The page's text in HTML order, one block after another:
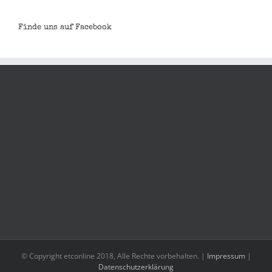
Finde uns auf Facebook
© Copyright etconline 2018, Alle Rechte vorbehalten. | Impressum |
Datenschutzerklärung